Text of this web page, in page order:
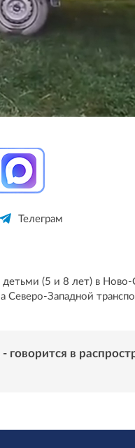
Телеграм
(5 и 8 лет) в Ново-
Северо-Западной
в